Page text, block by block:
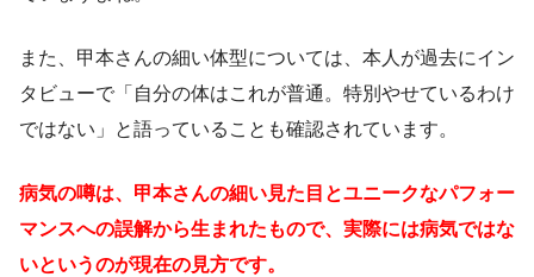
また、甲本さんの細い体型については、本人が過去にイン
タビューで「自分の体はこれが普通。特別やせているわけ
ではない」と語っていることも確認されています。
病気の噂は、甲本さんの細い見た目とユニークなパフォー
マンスへの誤解から生まれたもので、実際には病気ではな
いというのが現在の見方です。